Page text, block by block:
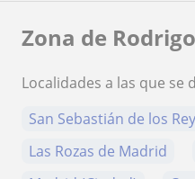
Zona de Rodrigo
Localidades a las que se
San Sebastián de los
Las Rozas de Madrid